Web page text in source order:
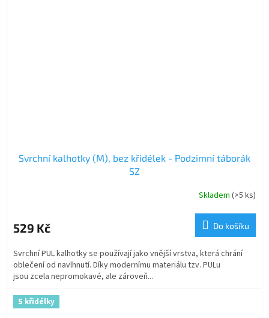
Svrchní kalhotky (M), bez křidélek - Podzimní táborák
SZ
Skladem (>5 ks)
529 Kč Do košíku
Svrchní PUL kalhotky se používají jako vnější vrstva, která chrání
oblečení od navlhnutí. Díky modernímu materiálu tzv. PULu
jsou zcela nepromokavé, ale zároveň...
S křidélky